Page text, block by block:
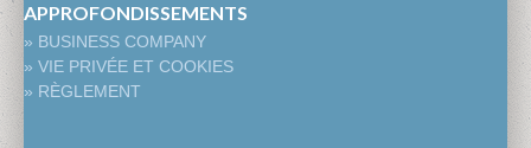
APPROFONDISSEMENTS
» BUSINESS COMPANY
» VIE PRIVÉE ET COOKIES
» RÈGLEMENT